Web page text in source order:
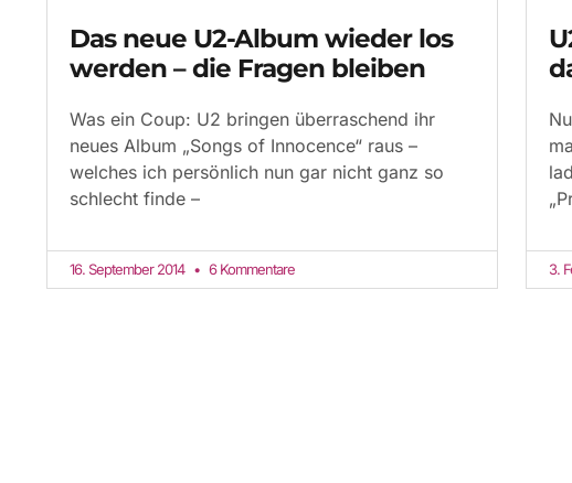
Das neue U2-Album wieder los
werden – die Fragen bleiben
Was ein Coup: U2 bringen überraschend ihr
neues Album „Songs of Innocence“ raus –
welches ich persönlich nun gar nicht ganz so
schlecht finde –
16. September 2014 6 Kommentare 3.